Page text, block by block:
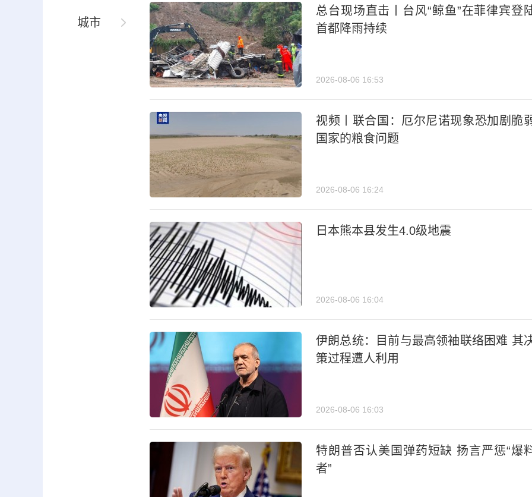
城市
总台现场直击丨台风“鲸鱼”在菲律宾登
首都降雨持续
2026-08-06 16:53
视频丨联合国：厄尔尼诺现象恐加剧脆
国家的粮食问题
2026-08-06 16:24
日本熊本县发生4.0级地震
2026-08-06 16:04
伊朗总统：目前与最高领袖联络困难 其
策过程遭人利用
2026-08-06 16:03
特朗普否认美国弹药短缺 扬言严惩“爆
者”